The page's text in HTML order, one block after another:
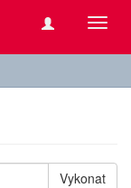
Vykonat